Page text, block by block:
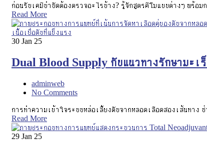
ก่อนรับเคมีบำบัดต้องตรวจอะไรบ้าง? รู้จักสูตรคีโมแบบต่างๆ พร้อ
Read More
30 Jan 25
Dual Blood Supply กับแนวทางรักษามะเ
adminweb
No Comments
การทำความเข้าใจระบบหล่อเลี้ยงตับจากหลอดเลือดสองเส้นทาง
Read More
29 Jan 25